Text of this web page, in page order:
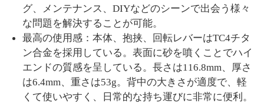
グ、メンテナンス、DIYなどのシーンで出会う様々
な問題を解決することが可能。
最高の使用感：本体、抱挟、回転レバーはTC4チタ
ン合金を採用している。表面に砂を噴くことでハイ
エンドの質感を呈している。長さは116.8mm、厚さ
は6.4mm、重さは53g。背中の大きさが適度で、軽
くて使いやすく、日常的な持ち運びに非常に便利。